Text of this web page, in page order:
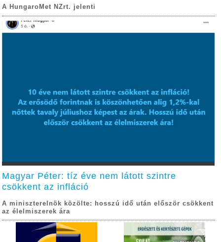
A HungaroMet NZrt. jelenti
Magyar Péter: tíz éve nem látott szintre
csökkent az infláció
A miniszterelnök közölte: hosszú idő után először csökkent
az élelmiszerek ára